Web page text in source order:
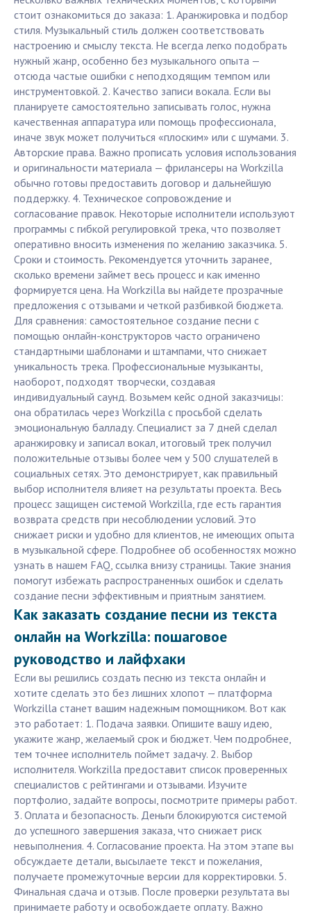
стоит ознакомиться до заказа: 1. Аранжировка и подбор
стиля. Музыкальный стиль должен соответствовать
настроению и смыслу текста. Не всегда легко подобрать
нужный жанр, особенно без музыкального опыта —
отсюда частые ошибки с неподходящим темпом или
инструментовкой. 2. Качество записи вокала. Если вы
планируете самостоятельно записывать голос, нужна
качественная аппаратура или помощь профессионала,
иначе звук может получиться «плоским» или с шумами. 3.
Авторские права. Важно прописать условия использования
и оригинальности материала — фрилансеры на Workzilla
обычно готовы предоставить договор и дальнейшую
поддержку. 4. Техническое сопровождение и
согласование правок. Некоторые исполнители используют
программы с гибкой регулировкой трека, что позволяет
оперативно вносить изменения по желанию заказчика. 5.
Сроки и стоимость. Рекомендуется уточнить заранее,
сколько времени займет весь процесс и как именно
формируется цена. На Workzilla вы найдете прозрачные
предложения с отзывами и четкой разбивкой бюджета.
Для сравнения: самостоятельное создание песни с
помощью онлайн-конструкторов часто ограничено
стандартными шаблонами и штампами, что снижает
уникальность трека. Профессиональные музыканты,
наоборот, подходят творчески, создавая
индивидуальный саунд. Возьмем кейс одной заказчицы:
она обратилась через Workzilla с просьбой сделать
эмоциональную балладу. Специалист за 7 дней сделал
аранжировку и записал вокал, итоговый трек получил
положительные отзывы более чем у 500 слушателей в
социальных сетях. Это демонстрирует, как правильный
выбор исполнителя влияет на результаты проекта. Весь
процесс защищен системой Workzilla, где есть гарантия
возврата средств при несоблюдении условий. Это
снижает риски и удобно для клиентов, не имеющих опыта
в музыкальной сфере. Подробнее об особенностях можно
узнать в нашем FAQ, ссылка внизу страницы. Такие знания
помогут избежать распространенных ошибок и сделать
создание песни эффективным и приятным занятием.
Как заказать создание песни из текста
онлайн на Workzilla: пошаговое
руководство и лайфхаки
Если вы решились создать песню из текста онлайн и
хотите сделать это без лишних хлопот — платформа
Workzilla станет вашим надежным помощником. Вот как
это работает: 1. Подача заявки. Опишите вашу идею,
укажите жанр, желаемый срок и бюджет. Чем подробнее,
тем точнее исполнитель поймет задачу. 2. Выбор
исполнителя. Workzilla предоставит список проверенных
специалистов с рейтингами и отзывами. Изучите
портфолио, задайте вопросы, посмотрите примеры работ.
3. Оплата и безопасность. Деньги блокируются системой
до успешного завершения заказа, что снижает риск
невыполнения. 4. Согласование проекта. На этом этапе вы
обсуждаете детали, высылаете текст и пожелания,
получаете промежуточные версии для корректировки. 5.
Финальная сдача и отзыв. После проверки результата вы
принимаете работу и освобождаете оплату. Важно